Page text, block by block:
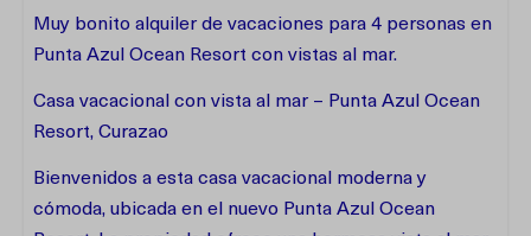
Muy bonito alquiler de vacaciones para 4 personas en
Punta Azul Ocean Resort con vistas al mar.
Casa vacacional con vista al mar – Punta Azul Ocean
Resort, Curazao
Bienvenidos a esta casa vacacional moderna y
cómoda, ubicada en el nuevo Punta Azul Ocean